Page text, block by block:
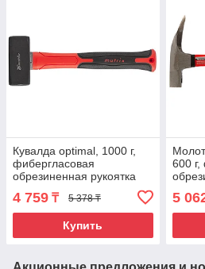
Кувалда optimal, 1000 г,
фибергласовая
обрезиненная рукоятка
4 759 ₸ 5 378 ₸
Купить
600
5